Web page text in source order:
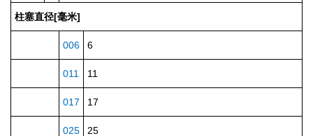
柱塞直径[毫米]
006 6
011 11
017 17
025 25